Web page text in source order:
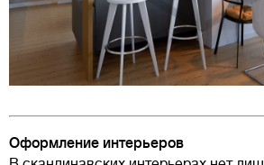
Оформление интерьеров